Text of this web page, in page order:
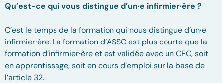
Qu’est-ce qui vous distingue d’un·e infirmier·ère ?
C’est le temps de la formation qui nous distingue d’un·e
infirmier·ère. La formation d’ASSC est plus courte que la
formation d’infirmier·ère et est validée avec un CFC, soit
en apprentissage, soit en cours d’emploi sur la base de
l’article 32.